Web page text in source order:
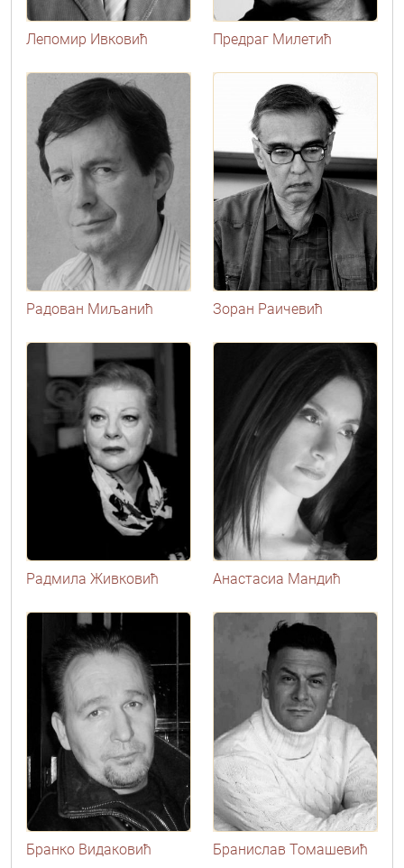
Лепомир Ивковић Предраг Милетић
Радован Миљанић Зоран Раичевић
Радмила Живковић Анастасиа Мандић
Бранко Видаковић Бранислав Томашевић